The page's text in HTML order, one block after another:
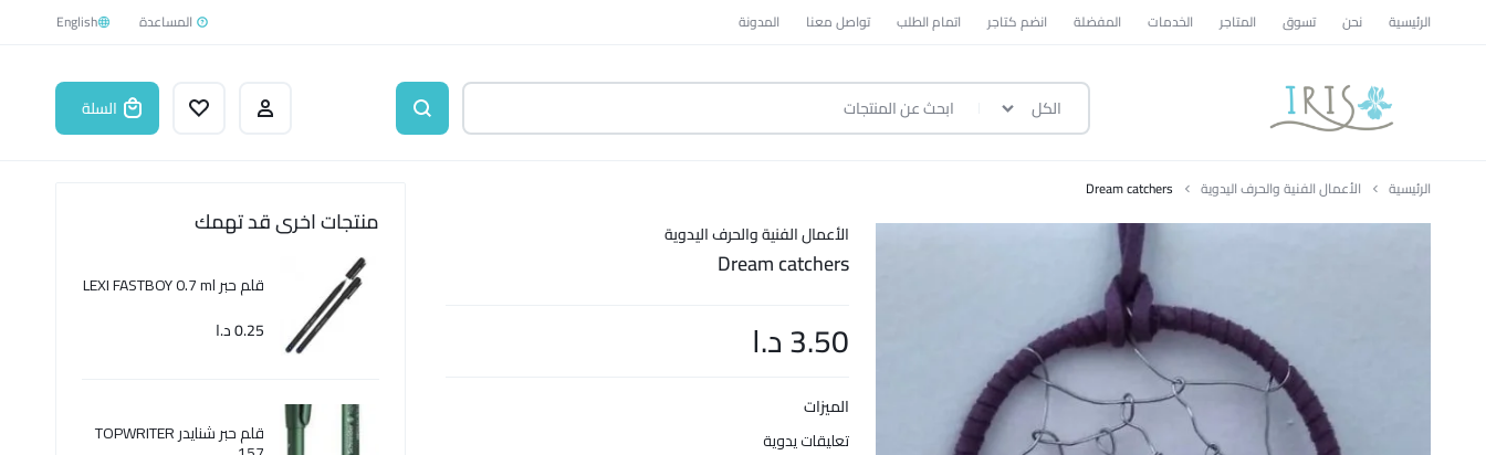
الرئيسية نحن تسوق المتاجر الخدمات المفضلة انضم كتاجر اتمام الطلب تواصل معنا المدونة English
|
متجر
تسوق
الكل السلة
الرئيسية الأعمال الفنية والحرف اليدوية Dream catchers
الأعمال الفنية والحرف اليدوية
Dream catchers
3.50د.ا
الميزات
تعليقات يدوية
منتجات اخرى قد تهمك
قلم حبر LEXI FASTBOY 0.7 ml
0.25د.ا
قلم حبر شنايدر TOPWRITER